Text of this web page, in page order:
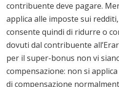
contribuente deve pagare.
applica alle imposte sui
consente quindi di ridurre o
dovuti dal contribuente
per il super-bonus non vi
compensazione: non si
di compensazione